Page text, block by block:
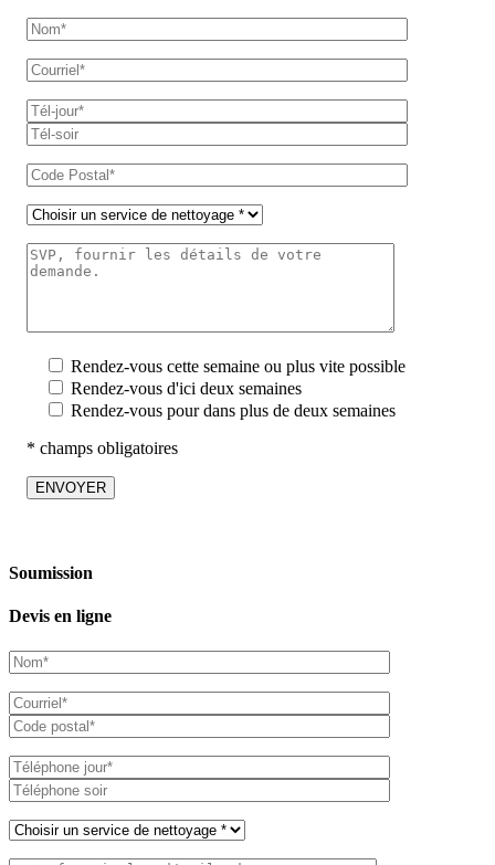
Rendez-vous cette semaine ou plus vite possible
Rendez-vous d'ici deux semaines
Rendez-vous pour dans plus de deux semaines
* champs obligatoires
Soumission
Devis en ligne